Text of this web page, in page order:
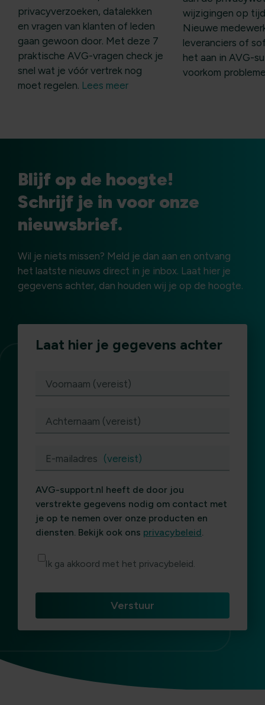
privacyverzoeken, datalekken
en vragen van klanten of leden
gaan gewoon door. Met deze 7
praktische AVG-vragen check je
snel wat je vóór vertrek nog
moet regelen. Lees meer
wijzigingen op
Nieuwe
leveranciers of
het aan in AVG-
voorkom
Blijf op de hoogte!
Schrijf je in voor onze
nieuwsbrief.
Wil je niets missen? Meld je dan aan en ontvang
het laatste nieuws direct in je inbox. Laat hier je
gegevens achter, dan houden wij je op de hoogte.
Laat hier je gegevens achter
Voornaam (vereist)
Achternaam (vereist)
E-mailadres (vereist)
AVG-support.nl heeft de door jou
verstrekte gegevens nodig om contact met
je op te nemen over onze producten en
diensten. Bekijk ook ons privacybeleid.
Ik ga akkoord met het privacybeleid.